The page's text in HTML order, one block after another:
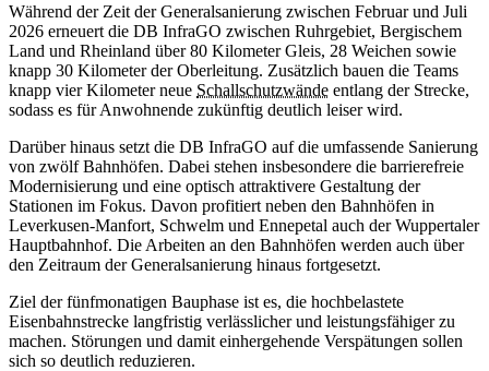
Während der Zeit der Generalsanierung zwischen Februar und Juli
2026 erneuert die DB InfraGO zwischen Ruhrgebiet, Bergischem
Land und Rheinland über 80 Kilometer Gleis, 28 Weichen sowie
knapp 30 Kilometer der Oberleitung. Zusätzlich bauen die Teams
knapp vier Kilometer neue Schallschutzwände entlang der Strecke,
sodass es für Anwohnende zukünftig deutlich leiser wird.
Darüber hinaus setzt die DB InfraGO auf die umfassende Sanierung
von zwölf Bahnhöfen. Dabei stehen insbesondere die barrierefreie
Modernisierung und eine optisch attraktivere Gestaltung der
Stationen im Fokus. Davon profitiert neben den Bahnhöfen in
Leverkusen-Manfort, Schwelm und Ennepetal auch der Wuppertaler
Hauptbahnhof. Die Arbeiten an den Bahnhöfen werden auch über
den Zeitraum der Generalsanierung hinaus fortgesetzt.
Ziel der fünfmonatigen Bauphase ist es, die hochbelastete
Eisenbahnstrecke langfristig verlässlicher und leistungsfähiger zu
machen. Störungen und damit einhergehende Verspätungen sollen
sich so deutlich reduzieren.